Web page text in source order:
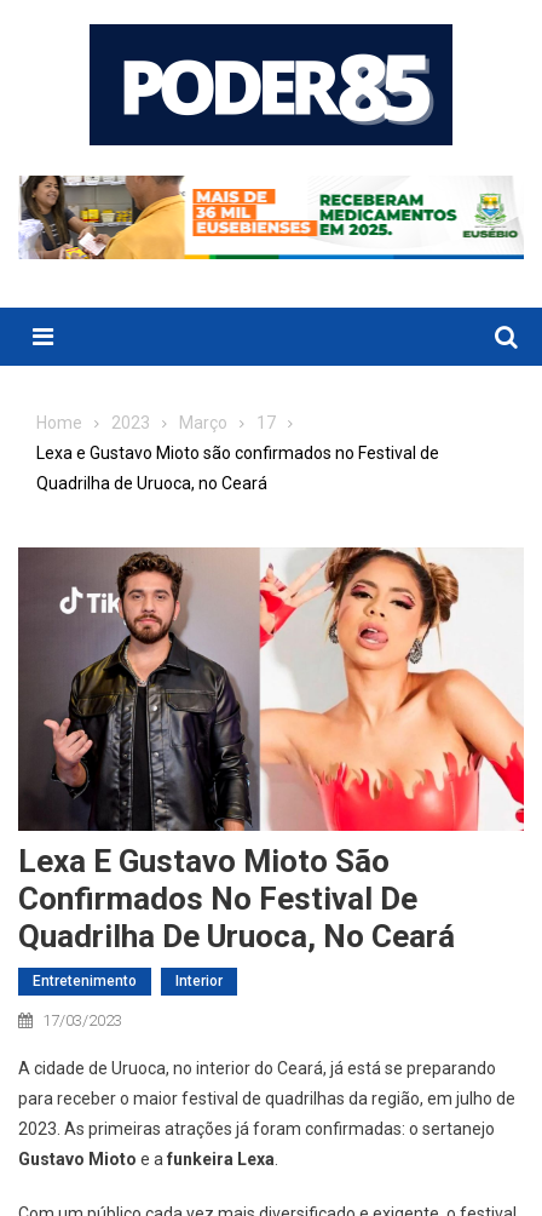
Menu
Home 2023 Março
17
Lexa e Gustavo Mioto são confirmados no Festival de
Quadrilha de Uruoca, no Ceará
Lexa E Gustavo Mioto São
Confirmados No Festival De
Quadrilha De Uruoca, No Ceará
Entretenimento Interior
17/03/2023
A cidade de Uruoca, no interior do Ceará, já está se preparando
para receber o maior festival de quadrilhas da região, em julho de
2023. As primeiras atrações já foram confirmadas: o sertanejo
Gustavo Mioto e a funkeira Lexa